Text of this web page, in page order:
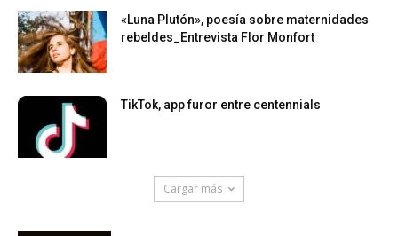
«Luna Plutón», poesía sobre maternidades
rebeldes_Entrevista Flor Monfort
TikTok, app furor entre centennials
Cargar más